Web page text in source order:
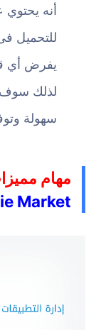
أنه يحتوي
للتحميل
يفرض أي
لذلك سوف
سهولة
مهام
Market :-